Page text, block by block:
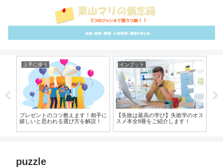
上手に使う
プレゼントのコツ教えます！相手に
嬉しいと思われる選び方を解説！
インプット
【失敗は最高の学び】失敗学のオス
スメ本全8冊をご紹介します！
puzzle